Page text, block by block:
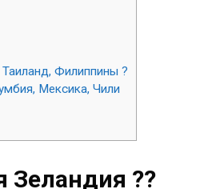
Филиппины ?
Мексика, Чили
Зеландия ??